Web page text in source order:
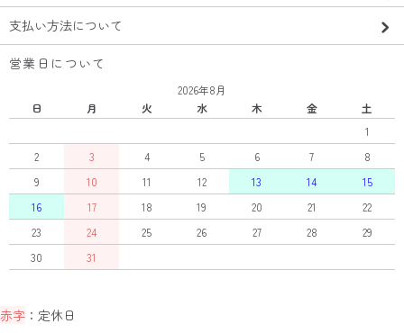
支払い方法について
営業日について
2026年8月
日
月 火 水 木 金
土
1
2
3 4 5 6 7
8
9
10 11 12 13 14
15
16
17 18 19 20 21
22
23
24 25 26 27 28
29
30
31
赤字 ：定休日